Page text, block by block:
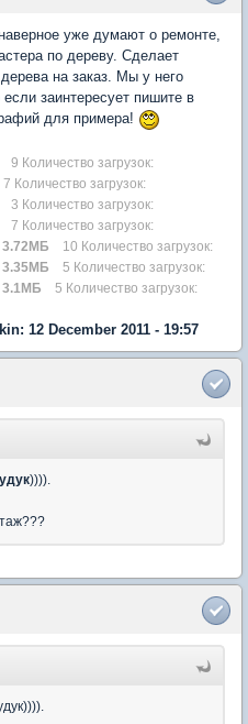
уже думают о ремонте,
по дереву. Сделает
на заказ. Мы у него
заинтересует пишите в
для примера!
9 Количество загрузок:
7 Количество загрузок:
3 Количество загрузок:
7 Количество загрузок:
3.72МБ 10 Количество загрузок:
3.35МБ 5 Количество загрузок:
3.1МБ 5 Количество загрузок:
12 December 2011 - 19:57
)))).